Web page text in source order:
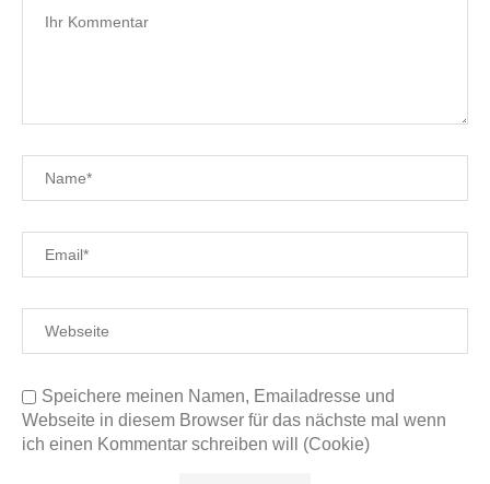
Speichere meinen Namen, Emailadresse und
Webseite in diesem Browser für das nächste mal wenn
ich einen Kommentar schreiben will (Cookie)